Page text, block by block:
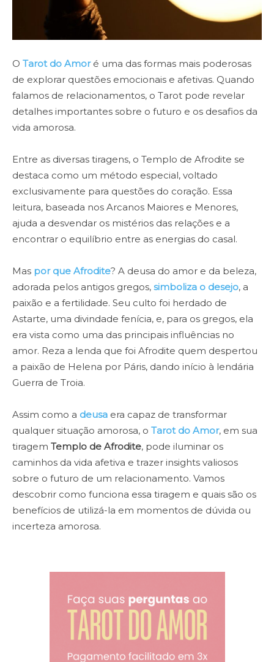
O Tarot do Amor é uma das formas mais poderosas
de explorar questões emocionais e afetivas. Quando
falamos de relacionamentos, o Tarot pode revelar
detalhes importantes sobre o futuro e os desafios da
vida amorosa.
Entre as diversas tiragens, o Templo de Afrodite se
destaca como um método especial, voltado
exclusivamente para questões do coração. Essa
leitura, baseada nos Arcanos Maiores e Menores,
ajuda a desvendar os mistérios das relações e a
encontrar o equilíbrio entre as energias do casal.
Mas por que Afrodite? A deusa do amor e da beleza,
adorada pelos antigos gregos, simboliza o desejo, a
paixão e a fertilidade. Seu culto foi herdado de
Astarte, uma divindade fenícia, e, para os gregos, ela
era vista como uma das principais influências no
amor. Reza a lenda que foi Afrodite quem despertou
a paixão de Helena por Páris, dando início à lendária
Guerra de Troia.
Assim como a deusa era capaz de transformar
qualquer situação amorosa, o Tarot do Amor, em sua
tiragem Templo de Afrodite, pode iluminar os
caminhos da vida afetiva e trazer insights valiosos
sobre o futuro de um relacionamento. Vamos
descobrir como funciona essa tiragem e quais são os
benefícios de utilizá-la em momentos de dúvida ou
incerteza amorosa.